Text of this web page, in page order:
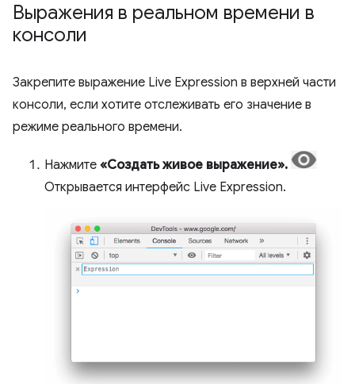
Выражения в реальном времени в
консоли
Закрепите выражение Live Expression в верхней части
консоли, если хотите отслеживать его значение в
режиме реального времени.
Нажмите «Создать живое выражение».
Открывается интерфейс Live Expression.